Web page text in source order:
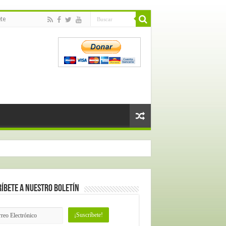
a nuestro Boletín